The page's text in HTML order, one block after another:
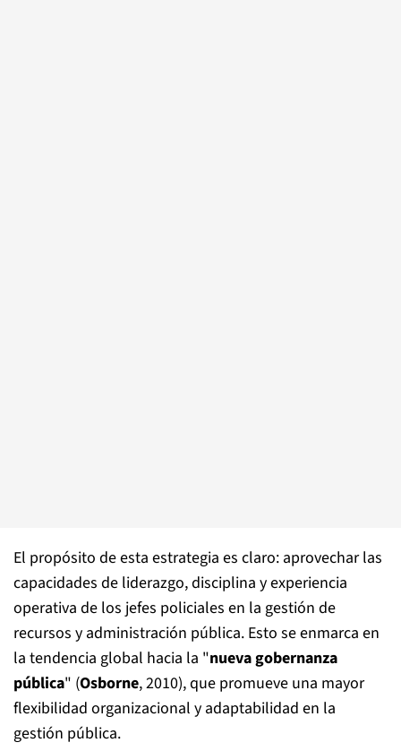
El propósito de esta estrategia es claro: aprovechar las
capacidades de liderazgo, disciplina y experiencia
operativa de los jefes policiales en la gestión de
recursos y administración pública. Esto se enmarca en
la tendencia global hacia la "nueva gobernanza
pública" (Osborne, 2010), que promueve una mayor
flexibilidad organizacional y adaptabilidad en la
gestión pública​.